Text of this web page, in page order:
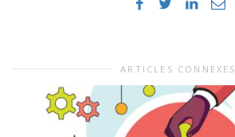
ARTICLES CONNEXES